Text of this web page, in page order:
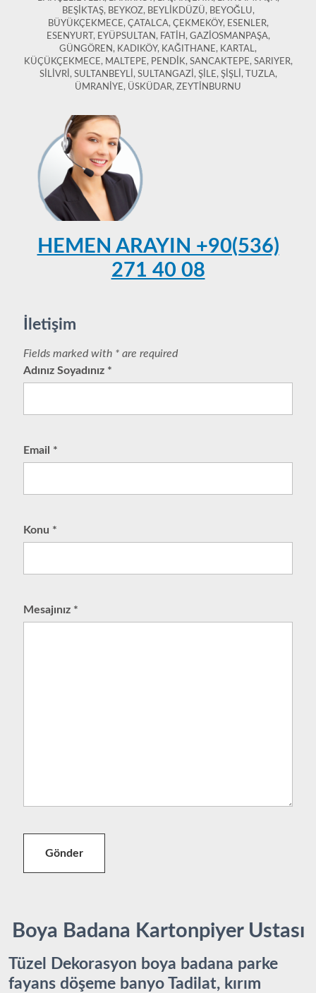
BEŞİKTAŞ, BEYKOZ, BEYLİKDÜZÜ, BEYOĞLU,
BÜYÜKÇEKMECE, ÇATALCA, ÇEKMEKÖY, ESENLER,
ESENYURT, EYÜPSULTAN, FATİH, GAZİOSMANPAŞA,
GÜNGÖREN, KADIKÖY, KAĞITHANE, KARTAL,
KÜÇÜKÇEKMECE, MALTEPE, PENDİK, SANCAKTEPE, SARIYER,
SİLİVRİ, SULTANBEYLİ, SULTANGAZİ, ŞİLE, ŞİŞLİ, TUZLA,
ÜMRANİYE, ÜSKÜDAR, ZEYTİNBURNU
HEMEN ARAYIN +90(536)
271 40 08
İletişim
Fields marked with * are required
Adınız Soyadınız *
Email *
Konu *
Mesajınız *
Gönder
Boya Badana Kartonpiyer Ustası
Tüzel Dekorasyon boya badana parke
fayans döşeme banyo Tadilat, kırım